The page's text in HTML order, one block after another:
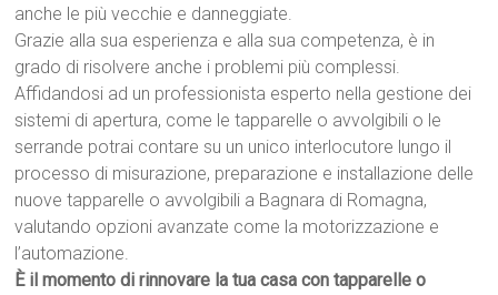
anche le più vecchie e danneggiate.
Grazie alla sua esperienza e alla sua competenza, è in
grado di risolvere anche i problemi più complessi.
Affidandosi ad un professionista esperto nella gestione dei
sistemi di apertura, come le tapparelle o avvolgibili o le
serrande potrai contare su un unico interlocutore lungo il
processo di misurazione, preparazione e installazione delle
nuove tapparelle o avvolgibili a Bagnara di Romagna,
valutando opzioni avanzate come la motorizzazione e
l’automazione.
È il momento di rinnovare la tua casa con tapparelle o